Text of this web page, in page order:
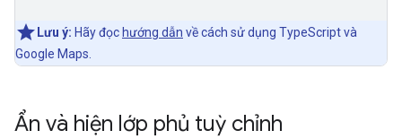
Lưu ý: Hãy đọc hướng dẫn về cách sử dụng TypeScript và
Google Maps.
Ẩn và hiện lớp phủ tuỳ chỉnh